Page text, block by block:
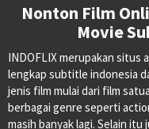
Nonton Film
Movie
INDOFLIX merupakan
lengkap subtitle indonesia
jenis film mulai dari film
berbagai genre seperti
masih banyak lagi. Selain itu